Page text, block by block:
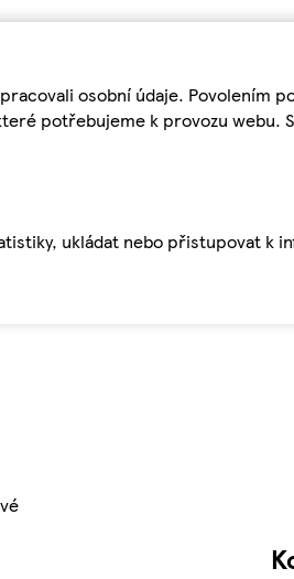
osobní údaje. Povolením
potřebujeme k provozu webu.
ukládat nebo přistupovat k